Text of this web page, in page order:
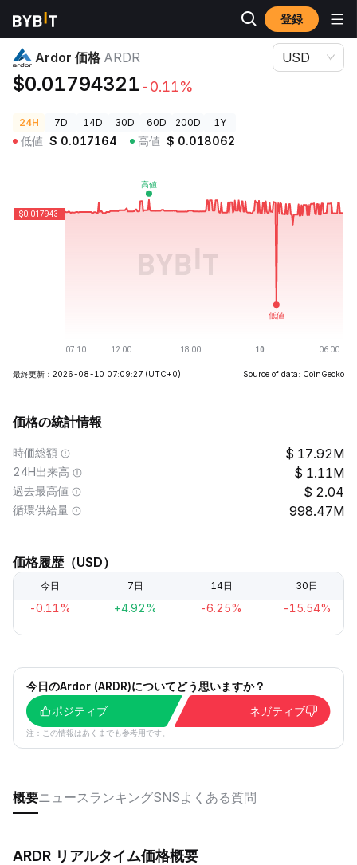
登録
暗号資産価格
Ardor 価格 ARDR
$0.01794321 -0.11%
USD
24H 7D 14D 30D 60D 200D 1Y
低値 $ 0.017164 高値 $ 0.018062
最終更新：2026-08-10 07:09:27 (UTC+0) Source of data: CoinGecko
価格の統計情報
時価総額 17.92M
24H出来高 1.11M
過去最高値 2.04
循環供給量 998.47M
価格履歴（USD）
今日 7日 14日 30日
-0.11% +4.92% -6.25% -15.54%
今日のArdor (ARDR)についてどう思いますか？
ポジティブ
ネガティブ
注：この情報はあくまでも参考用です。
概要ニュース ランキングSNSよくある質問
ARDR リアルタイム価格概要